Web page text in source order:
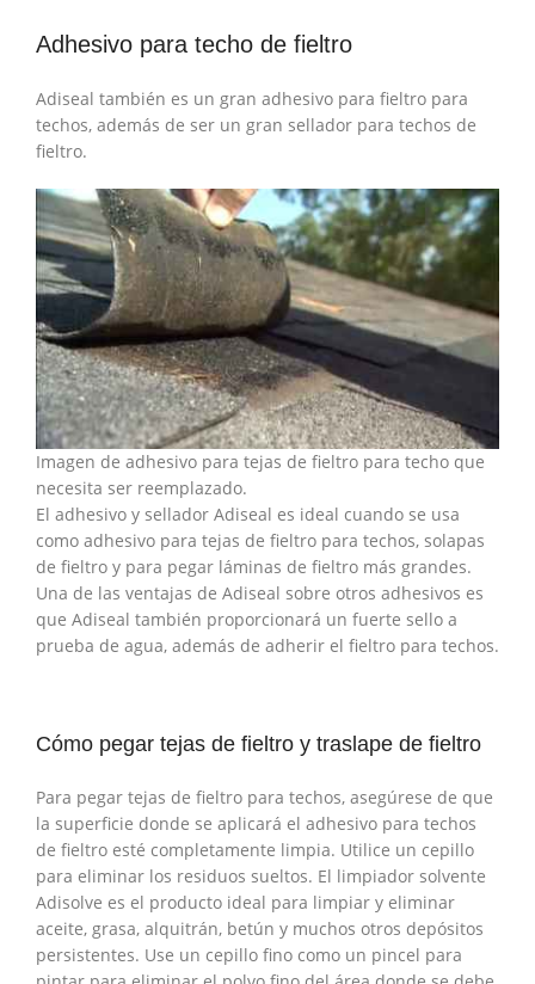
Adhesivo para techo de fieltro
Adiseal también es un gran adhesivo para fieltro para
techos, además de ser un gran sellador para techos de
fieltro.
Imagen de adhesivo para tejas de fieltro para techo que
necesita ser reemplazado.
El adhesivo y sellador Adiseal es ideal cuando se usa
como adhesivo para tejas de fieltro para techos, solapas
de fieltro y para pegar láminas de fieltro más grandes.
Una de las ventajas de Adiseal sobre otros adhesivos es
que Adiseal también proporcionará un fuerte sello a
prueba de agua, además de adherir el fieltro para techos.
Cómo pegar tejas de fieltro y traslape de fieltro
Para pegar tejas de fieltro para techos, asegúrese de que
la superficie donde se aplicará el adhesivo para techos
de fieltro esté completamente limpia. Utilice un cepillo
para eliminar los residuos sueltos. El limpiador solvente
Adisolve es el producto ideal para limpiar y eliminar
aceite, grasa, alquitrán, betún y muchos otros depósitos
persistentes. Use un cepillo fino como un pincel para